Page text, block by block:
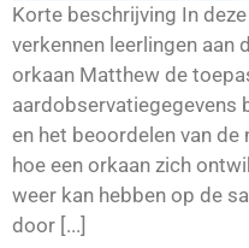
Korte beschrijving In
verkennen leerlingen aan
orkaan Matthew de
aardobservatiegegevens
en het beoordelen van de
hoe een orkaan zich
weer kan hebben op de
door [...]